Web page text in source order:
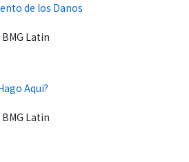
de los Danos
Latin
Aqui?
Latin